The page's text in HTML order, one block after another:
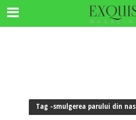
Tag -smulgerea parului din nas